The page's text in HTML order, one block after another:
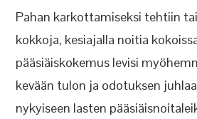
Pahan karkottamiseksi tehtiin
kokkoja, kesiajalla noitia
pääsiäiskokemus levisi
kevään tulon ja odotuksen
nykyiseen lasten